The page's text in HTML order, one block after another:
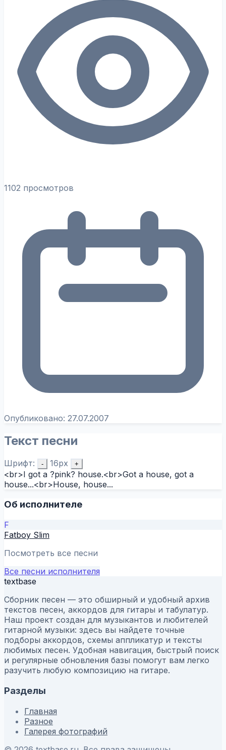
1102 просмотров
Опубликовано: 27.07.2007
Текст песни
Шрифт: - 16px +
<br>I got a ?pink? house.<br>Got a house, got a
house...<br>House, house...
Об исполнителе
F
Fatboy Slim
Посмотреть все песни
Все песни исполнителя
textbase
Сборник песен — это обширный и удобный архив
текстов песен, аккордов для гитары и табулатур.
Наш проект создан для музыкантов и любителей
гитарной музыки: здесь вы найдете точные
подборы аккордов, схемы аппликатур и тексты
любимых песен. Удобная навигация, быстрый поиск
и регулярные обновления базы помогут вам легко
разучить любую композицию на гитаре.
Разделы
Главная
Разное
Галерея фотографий